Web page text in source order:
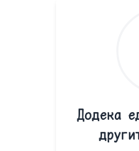
Додека